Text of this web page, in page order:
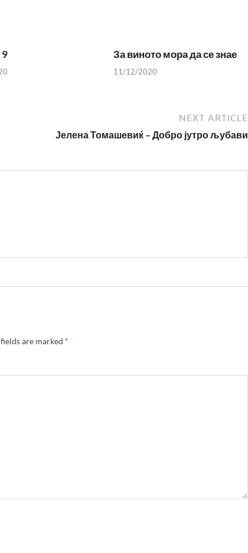
9 За виното мора да се знае
11/12/2020
NEXT ARTICLE
Јелена Томашевиќ – Добро јутро љубави
are marked *